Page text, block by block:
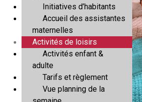
Initiatives d’habitants
Accueil des assistantes
maternelles
Activités de loisirs
Activités enfant &
adulte
Tarifs et règlement
Vue planning de la